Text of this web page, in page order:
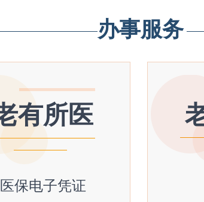
办事服务
有所医
医保电子凭证